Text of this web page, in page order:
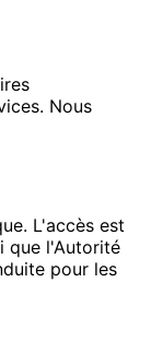
Nous
L'accès est
que l'Autorité
pour les